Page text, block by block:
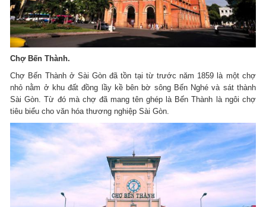
Chợ Bến Thành.
Chợ Bến Thành ở Sài Gòn đã tồn tại từ trước năm 1859 là một chợ
nhỏ nằm ở khu đất đồng lầy kề bên bờ sông Bến Nghé và sát thành
Sài Gòn. Từ đó mà chợ đã mang tên ghép là Bến Thành là ngôi chợ
tiêu biểu cho văn hóa thương nghiệp Sài Gòn.